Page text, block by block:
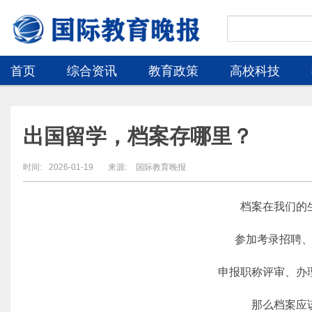
首页 综合资讯 教育政策 高校科技
出国留学，档案存哪里？
时间: 2026-01-19 来源: 国际教育晚报
档案在我们的
参加考录招聘、
申报职称评审、办
那么档案应